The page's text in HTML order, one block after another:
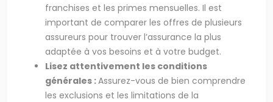
franchises et les primes mensuelles. Il est
important de comparer les offres de plusieurs
assureurs pour trouver l’assurance la plus
adaptée à vos besoins et à votre budget.
Lisez attentivement les conditions
générales :Assurez-vous de bien comprendre
les exclusions et les limitations de la